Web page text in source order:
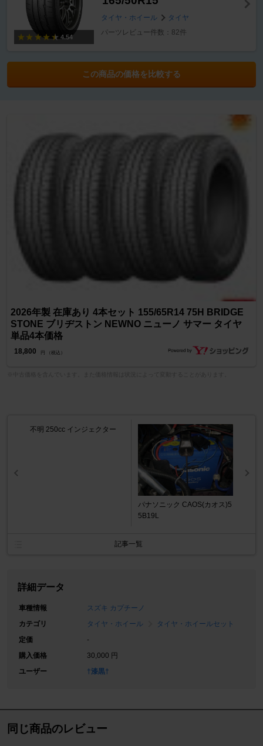
4.54
タイヤ・ホイール
タイヤ
パーツレビュー件数：82件
この商品の価格を比較する
2026年製 在庫あり 4本セット 155/65R14 75H BRIDGE
STONE ブリヂストン NEWNO ニューノ サマー タイヤ
単品4本価格
18,800 円 （税込）
不明 250cc インジェクター
パナソニック CAOS(カオス)5
5B19L
記事一覧
詳細データ
車種情報
スズキ カプチーノ
カテゴリ
タイヤ・ホイール
タイヤ・ホイールセット
定価
-
購入価格
30,000 円
ユーザー
†漆黒†
同じ商品のレビュー